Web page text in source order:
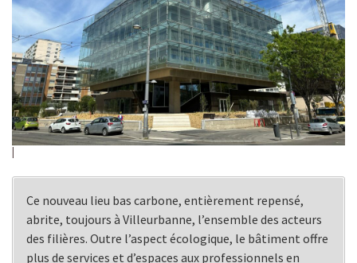
Ce nouveau lieu bas carbone, entièrement repensé,
abrite, toujours à Villeurbanne, l’ensemble des acteurs
des filières. Outre l’aspect écologique, le bâtiment offre
plus de services et d’espaces aux professionnels en